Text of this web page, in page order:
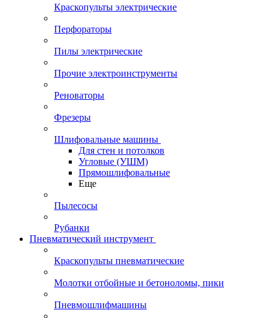
Краскопульты электрические
Перфораторы
Пилы электрические
Прочие электроинструменты
Реноваторы
Фрезеры
Шлифовальные машины
Для стен и потолков
Угловые (УШМ)
Прямошлифовальные
Еще
Пылесосы
Рубанки
Пневматический инструмент
Краскопульты пневматические
Молотки отбойные и бетоноломы, пики
Пневмошлифмашины